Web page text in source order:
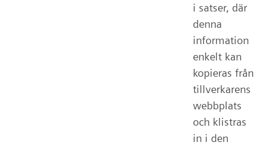
i satser, där
denna
information
enkelt kan
kopieras från
tillverkarens
webbplats
och klistras
in i den